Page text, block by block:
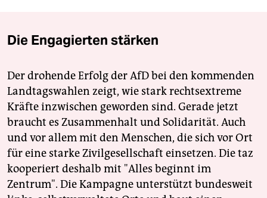
Die Engagierten stärken
Der drohende Erfolg der AfD bei den kommenden
Landtagswahlen zeigt, wie stark rechtsextreme
Kräfte inzwischen geworden sind. Gerade jetzt
braucht es Zusammenhalt und Solidarität. Auch
und vor allem mit den Menschen, die sich vor Ort
für eine starke Zivilgesellschaft einsetzen. Die taz
kooperiert deshalb mit "Alles beginnt im
Zentrum". Die Kampagne unterstützt bundesweit